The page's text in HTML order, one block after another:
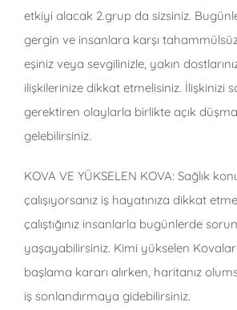
etkiyi alacak 2.grup da sizsiniz.
gergin ve insanlara karşı
eşiniz veya sevgilinizle, yakın
ilişkilerinize dikkat etmelisiniz. İlişkinizi
gerektiren olaylarla birlikte açık
gelebilirsiniz.
KOVA VE YÜKSELEN KOVA: Sağlık
çalışıyorsanız iş hayatınıza dikkat
çalıştığınız insanlarla bugünlerde
yaşayabilirsiniz. Kimi yükselen
başlama kararı alırken, haritanız
iş sonlandırmaya gidebilirsiniz.